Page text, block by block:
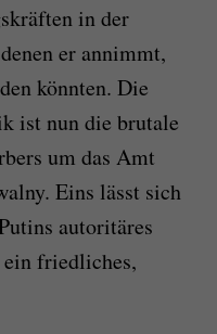
in der
er annimmt,
könnten. Die
ist nun die brutale
um das Amt
Eins lässt sich
autoritäres
friedliches,